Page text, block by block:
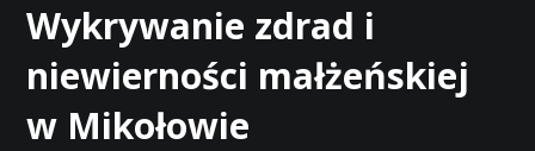
Wykrywanie zdrad i
niewierności małżeńskiej
w Mikołowie